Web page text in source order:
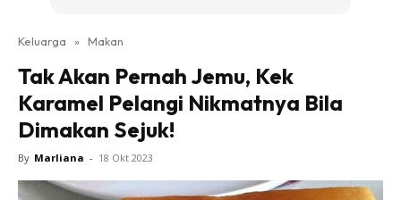
Keluarga » Makan
Tak Akan Pernah Jemu, Kek
Karamel Pelangi Nikmatnya Bila
Dimakan Sejuk!
By Marliana - 18 Okt 2023